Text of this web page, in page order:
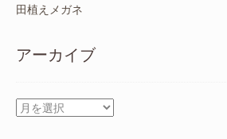
田植えメガネ
アーカイブ
ア